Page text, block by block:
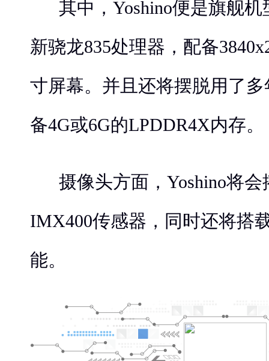
其中，Yoshino便是旗舰
新骁龙835处理器，配备
寸屏幕。并且还将摆脱用了
备4G或6G的LPDDR4X内存。
摄像头方面，Yoshino将
IMX400传感器，同时还将搭
能。